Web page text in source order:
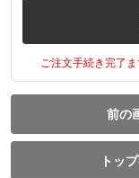
ご注文手続き完了
前の
トッ